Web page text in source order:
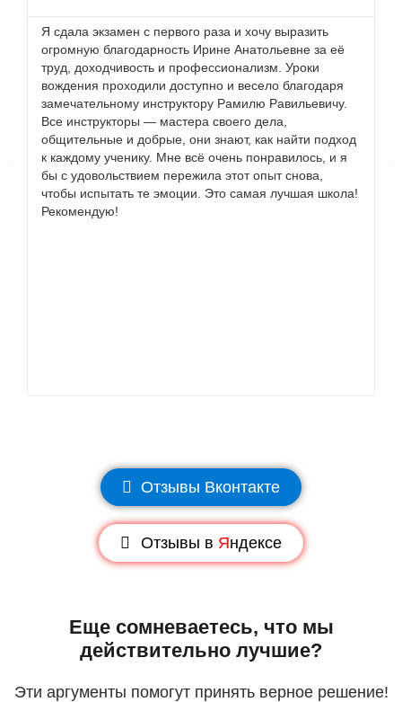
Я сдала экзамен с первого раза и хочу выразить
огромную благодарность Ирине Анатольевне за её
труд, доходчивость и профессионализм. Уроки
вождения проходили доступно и весело благодаря
замечательному инструктору Рамилю Равильевичу.
Все инструкторы — мастера своего дела,
общительные и добрые, они знают, как найти подход
к каждому ученику. Мне всё очень понравилось, и я
бы с удовольствием пережила этот опыт снова,
чтобы испытать те эмоции. Это самая лучшая школа!
Рекомендую!
Отзывы Вконтакте
Отзывы в Яндексе
Еще сомневаетесь, что мы
действительно лучшие?
Эти аргументы помогут принять верное решение!